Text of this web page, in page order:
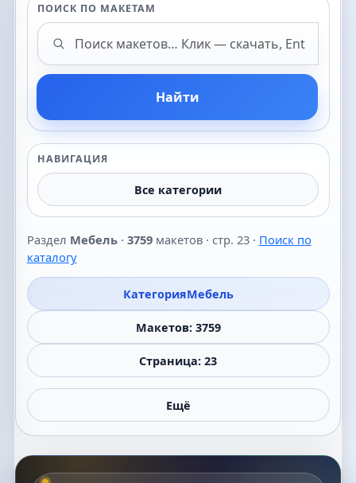
ПОИСК ПО МАКЕТАМ
Поиск макетов
Найти
НАВИГАЦИЯ
Все категории
Раздел Мебель· 3759макетов · стр. 23 · Поиск по
каталогу
КатегорияМебель
Макетов: 3759
Страница: 23
Ещё